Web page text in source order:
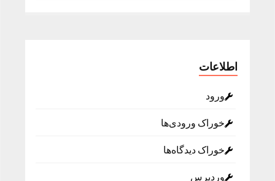
اطلاعات
ورود
خوراک ورودی‌ها
خوراک دیدگاه‌ها
وردپرس